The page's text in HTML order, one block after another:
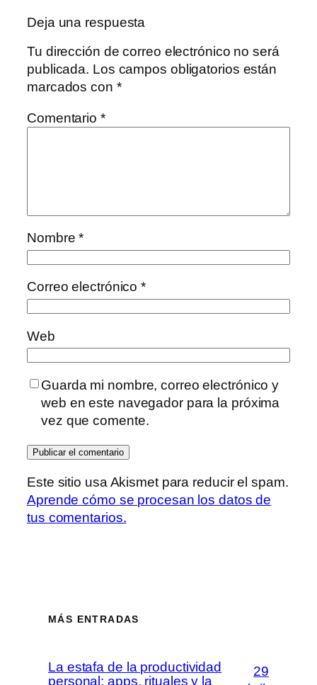
Deja una respuesta
Tu dirección de correo electrónico no será
publicada. Los campos obligatorios están
marcados con *
Comentario *
Nombre*
Correo electrónico*
Web
Guarda mi nombre, correo electrónico y
web en este navegador para la próxima
vez que comente.
Este sitio usa Akismet para reducir el spam.
Aprende cómo se procesan los datos de
tus comentarios.
MÁS ENTRADAS
La estafa de la productividad
personal: apps, rituales y la
29